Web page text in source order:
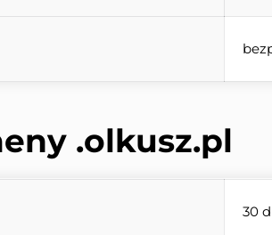
.olkusz.pl
30